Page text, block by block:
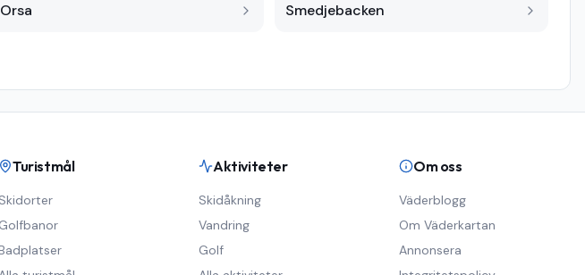
Orsa Smedjebacken
Turistmål
Skidorter
Golfbanor
Aktiviteter
Skidåkning
Vandring
Golf
Om oss
Väderblogg
Om Väderkartan
Annonsera